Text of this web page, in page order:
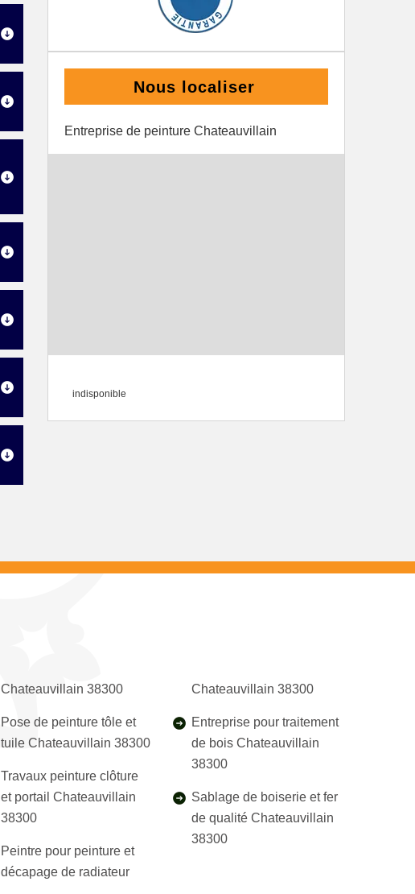
Nous localiser
Entreprise de peinture Chateauvillain
indisponible
Chateauvillain 38300
Pose de peinture tôle et
tuile Chateauvillain 38300
Travaux peinture clôture
et portail Chateauvillain
38300
Peintre pour peinture et
décapage de radiateur
Chateauvillain 38300
Entreprise pour traitement
de bois Chateauvillain
38300
Sablage de boiserie et fer
de qualité Chateauvillain
38300